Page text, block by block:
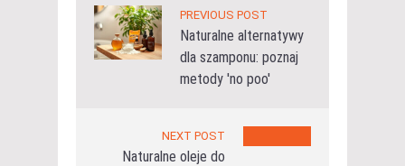
PREVIOUS POST
Naturalne alternatywy
dla szamponu: poznaj
metody 'no poo'
NEXT POST
Naturalne oleje do